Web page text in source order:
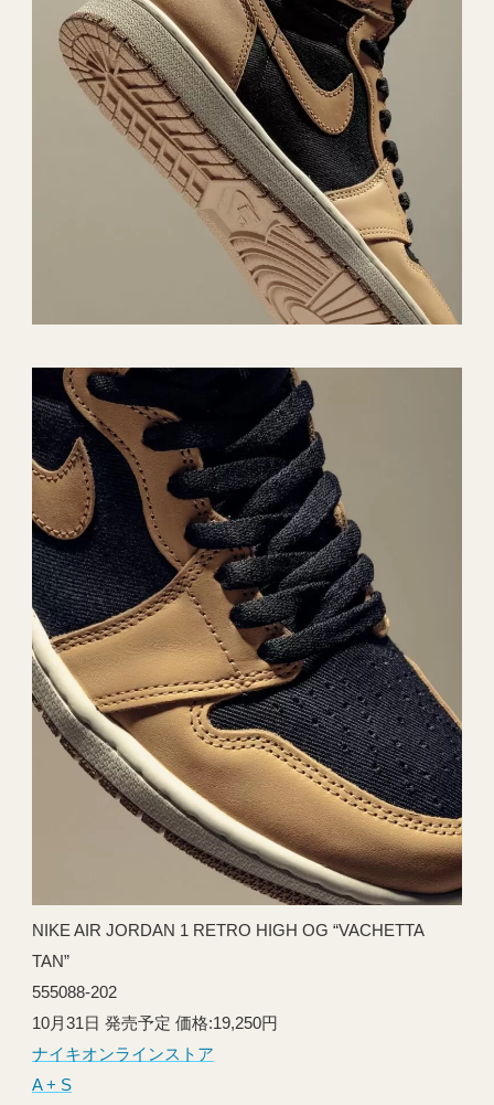
NIKE AIR JORDAN 1 RETRO HIGH OG “VACHETTA
TAN”
555088-202
10月31日 発売予定 価格:19,250円
ナイキオンラインストア
A + S